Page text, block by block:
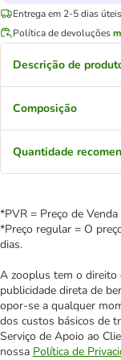
Entrega em 2-5 dias
Política de devoluções
Descrição de
Composição
Quantidade
*PVR = Preço de
*Preço regular = O
dias.
A zooplus tem o direito
publicidade direta de
opor-se a qualquer
dos custos básicos de
Serviço de Apoio ao
nossa Política de